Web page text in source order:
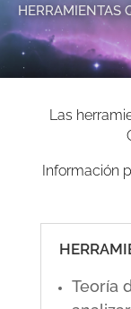
HERRAMIENTAS
Las
Información
Teoría